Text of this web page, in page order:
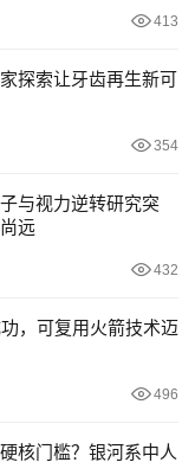
413
探索让牙齿再生新可
354
与视力逆转研究突
远
432
，可复用火箭技术迈
496
核门槛？银河系中人